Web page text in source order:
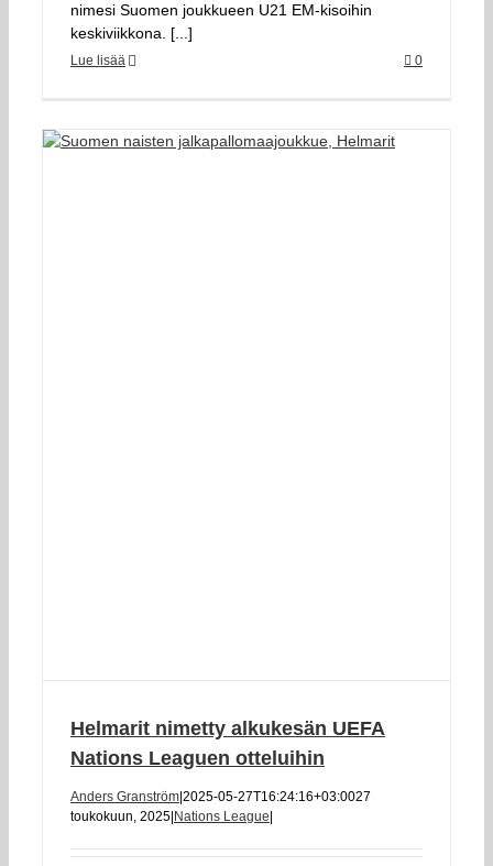
nimesi Suomen joukkueen U21 EM-kisoihin
keskiviikkona. [...]
Lue lisää 0
Helmarit nimetty alkukesän UEFA
Nations Leaguen otteluihin
Anders Granström 2025-05-27T16:24:16+03:0027
toukokuun, 2025 Nations League